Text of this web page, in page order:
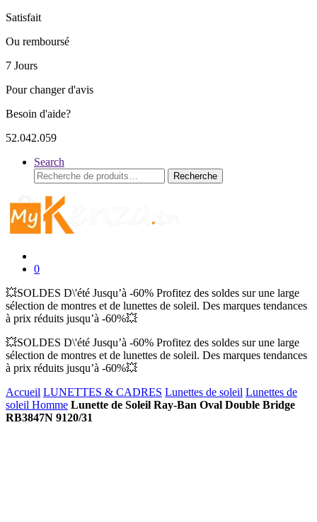
Satisfait
Ou remboursé
7 Jours
Pour changer d'avis
Besoin d'aide?
52.042.059
Search
Recherche
pour :
Recherche
0
💥SOLDES D\'été Jusqu’à -60% Profitez des soldes sur une large
sélection de montres et de lunettes de soleil. Des marques tendances
à prix réduits jusqu’à -60%💥
💥SOLDES D\'été Jusqu’à -60% Profitez des soldes sur une large
sélection de montres et de lunettes de soleil. Des marques tendances
à prix réduits jusqu’à -60%💥
Accueil LUNETTES & CADRES Lunettes de soleil Lunettes de
soleil Homme Lunette de Soleil Ray-Ban Oval Double Bridge
RB3847N 9120/31